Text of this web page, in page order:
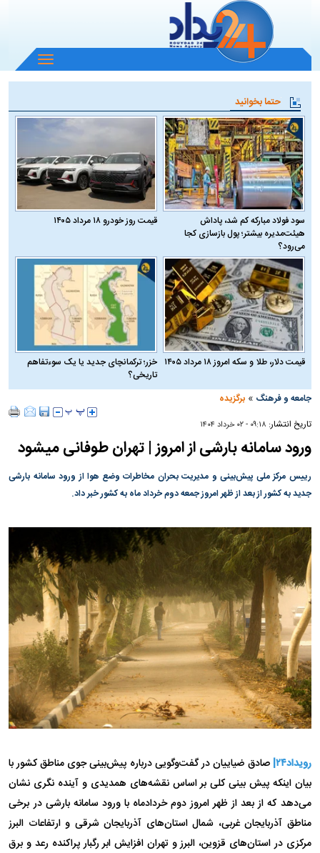
باز
و
منو
حتما بخوانید
سود فولاد مبارکه کم شد، پاداش
هیئت‌مدیره بیشتر؛ پول بازسازی کجا
می‌رود؟
قیمت روز خودرو ۱۸ مرداد ۱۴۰۵
قیمت دلار، طلا و سکه امروز ۱۸ مرداد ۱۴۰۵
خزر؛ ترکمانچای جدید یا یک سوءتفاهم
تاریخی؟
جامعه و فرهنگ »برگزیده
تاریخ انتشار: ۰۹:۱۸ - ۰۲ خرداد ۱۴۰۴
ورود سامانه بارشی از امروز | تهران طوفانی می‎شود
رییس مرکز ملی پیش‌بینی و مدیریت بحران مخاطرات وضع هوا از ورود سامانه بارشی
جدید به کشور از بعد از ظهر امروز جمعه دوم خرداد ماه به کشور خبر داد.
رویداد۲۴|
صادق ضیاییان در گفت‌و‌گویی درباره پیش‌بینی جوی مناطق کشور با
بیان اینکه پیش بینی کلی بر اساس نقشه‌های همدیدی و آینده نگری نشان
می‌دهد که از بعد از ظهر امروز دوم خردادماه با ورود سامانه بارشی در برخی
مناطق آذربایجان غربی، شمال استان‌های آذربایجان شرقی و ارتفاعات البرز
مرکزی در استان‌های قزوین، البرز و تهران افزایش ابر رگبار پراکنده رعد و برق